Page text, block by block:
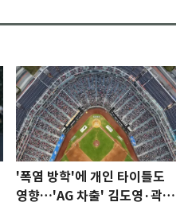
'폭염 방학'에 개인 타이틀도
영향…'AG 차출' 김도영·곽빈